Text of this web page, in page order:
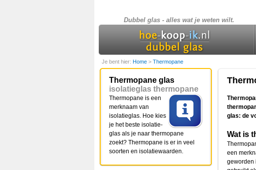
Dubbel glas - alles wat je weten
Je bent hier: Home > Thermopane
Thermopane glas
isolatieglas thermopane
Thermopane is een
merknaam van
isolatieglas. Hoe kies
je het beste isolatie-
glas als je naar thermopane
zoekt? Thermopane is er in veel
soorten en isolatiewaarden.
glas: de
Wat is
een
geworden